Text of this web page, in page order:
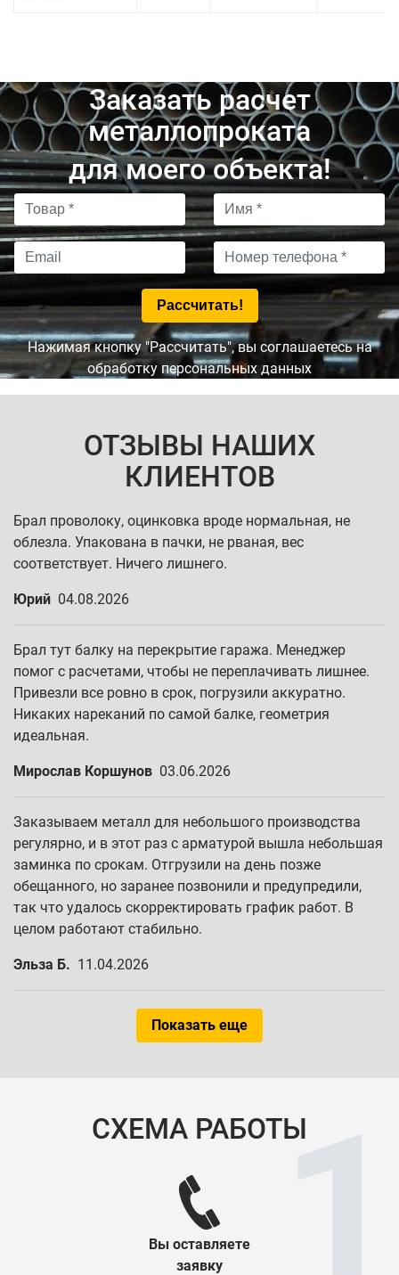
Заказать расчет
металлопроката
для моего объекта!
Нажимая кнопку "Рассчитать", вы соглашаетесь на
обработку персональных данных
ОТЗЫВЫ НАШИХ
КЛИЕНТОВ
Брал проволоку, оцинковка вроде нормальная, не
облезла. Упакована в пачки, не рваная, вес
соответствует. Ничего лишнего.
Юрий 04.08.2026
Брал тут балку на перекрытие гаража. Менеджер
помог с расчетами, чтобы не переплачивать лишнее.
Привезли все ровно в срок, погрузили аккуратно.
Никаких нареканий по самой балке, геометрия
идеальная.
Мирослав Коршунов 03.06.2026
Заказываем металл для небольшого производства
регулярно, и в этот раз с арматурой вышла небольшая
заминка по срокам. Отгрузили на день позже
обещанного, но заранее позвонили и предупредили,
так что удалось скорректировать график работ. В
целом работают стабильно.
Эльза Б. 11.04.2026
Показать еще
СХЕМА РАБОТЫ
Вы оставляете
заявку